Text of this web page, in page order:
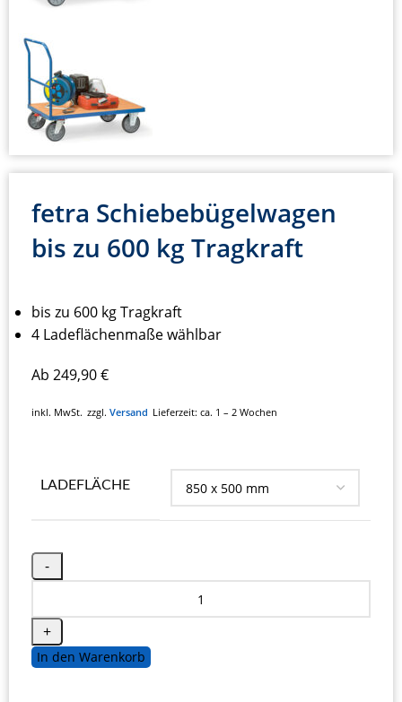
fetra Schiebebügelwagen
bis zu 600 kg Tragkraft
bis zu 600 kg Tragkraft
4 Ladeflächenmaße wählbar
Ab 249,90€
inkl. MwSt. zzgl. Versand Lieferzeit: ca. 1 – 2 Wochen
LADEFLÄCHE
In den Warenkorb